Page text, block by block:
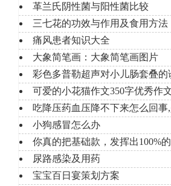
革兰氏阴性菌与阳性菌比较
三七花的功效与作用及食用方法
痛风患者知识大全
大象简笔画：大象简笔画图片
彩色多普勒超声对小儿肠套叠的
可爱的小花猫作文350字优秀作
吃降压药血压降不下来怎么回事
小狗感冒怎么办
你真的把基础款，发挥出100%
尿路感染及用药
宝宝百日宴策划方案